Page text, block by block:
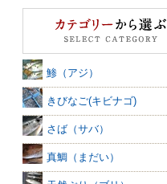
鯵（アジ）
きびなご(キビナゴ)
さば（サバ）
真鯛（まだい）